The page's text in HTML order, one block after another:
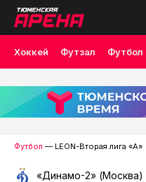
Хоккей Футзал Футбол
Лыжные гонки Волейбол
Скалолазание Велоспорт
Футбол — LEON-Вторая лига «А»
«Динамо-2» (Москва)